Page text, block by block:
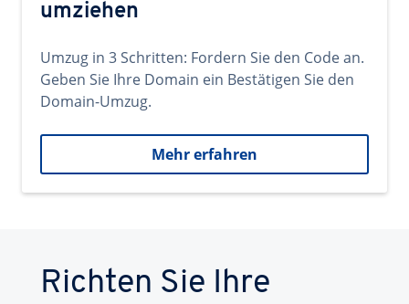
umziehen
Umzug in 3 Schritten: Fordern Sie den Code an.
Geben Sie Ihre Domain ein Bestätigen Sie den
Domain-Umzug.
Mehr erfahren
Richten Sie Ihre